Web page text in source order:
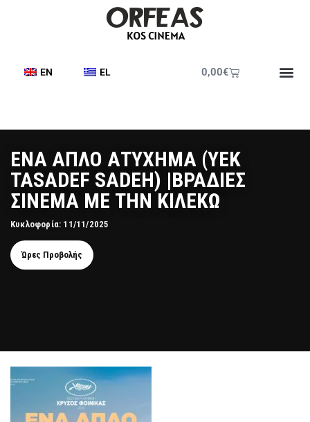
EN EL 0,00€
ΕΝΑ ΑΠΛΟ ΑΤΥΧΗΜΑ (YEK
TASADEF SADEH) |ΒΡΑΔΙΕΣ
ΣΙΝΕΜΑ ΜΕ ΤΗΝ ΚΙΛΕΚΩ
Κυκλοφορία: 11/11/2025
Ώρες Προβολής